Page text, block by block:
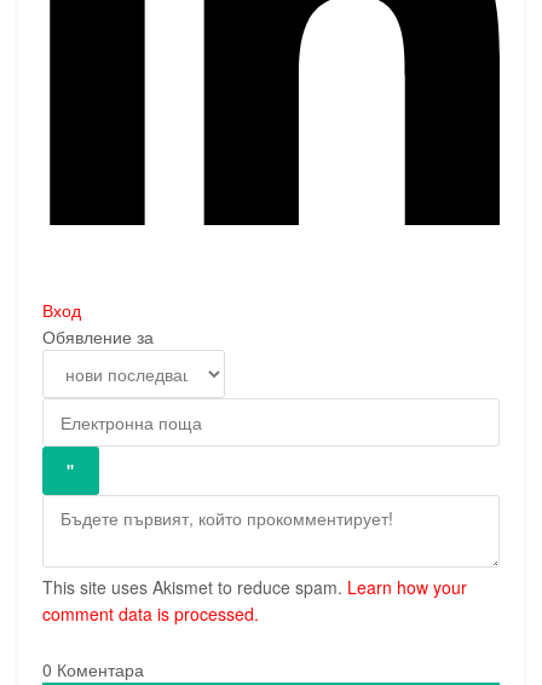
Вход
Обявление за
This site uses Akismet to reduce spam. Learn how your
comment data is processed.
0 Коментара